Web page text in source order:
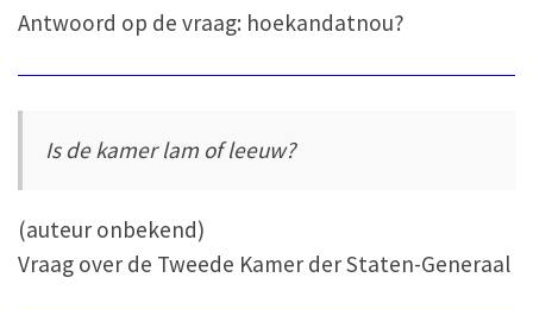
Antwoord op de vraag: hoekandatnou?
Is de kamer lam of leeuw?
(auteur onbekend)
Vraag over de Tweede Kamer der Staten-Generaal